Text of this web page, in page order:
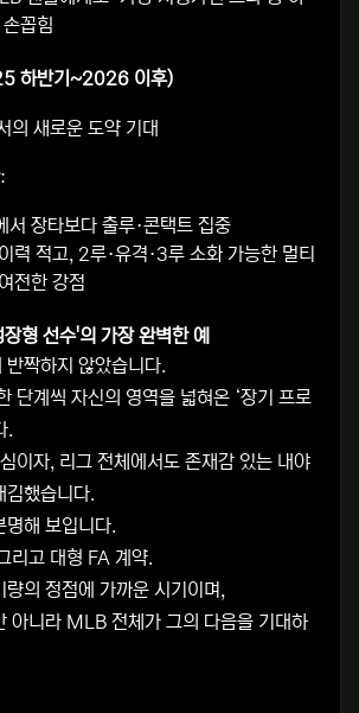
꼽힘
하반기~2026 이후)
의 새로운 도약 기대
:
서 장타보다 출루·콘택트 집중
력 적고, 2루·유격·3루 소화 가능한 멀티
전한 강점
형 선수'의 가장 완벽한 예
반짝하지 않았습니다.
단계씩 자신의 영역을 넓혀온 ‘장기 프로
.
이자, 리그 전체에서도 존재감 있는 내야
김했습니다.
명해 보입니다.
리고 대형 FA 계약.
량의 정점에 가까운 시기이며,
아니라 MLB 전체가 그의 다음을 기대하